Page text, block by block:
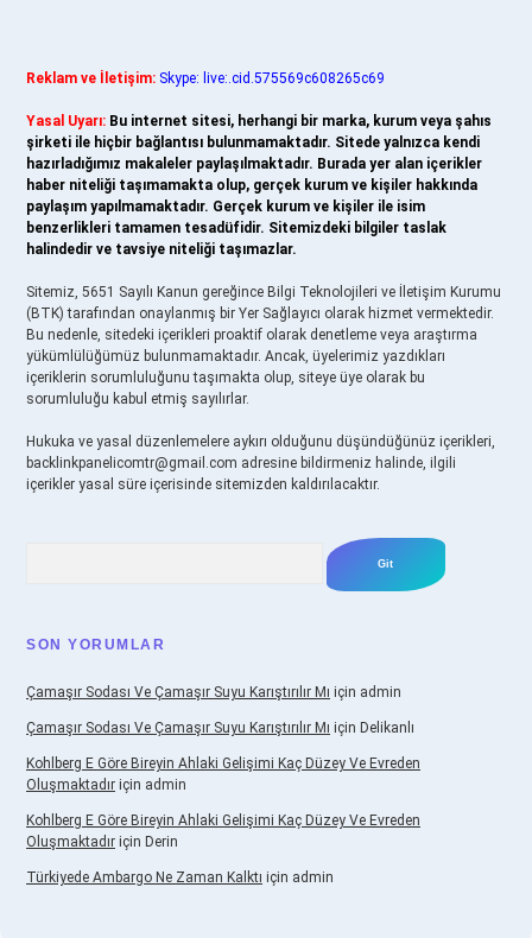
Reklam ve İletişim: Skype: live:.cid.575569c608265c69
Yasal Uyarı: Bu internet sitesi, herhangi bir marka, kurum veya şahıs
şirketi ile hiçbir bağlantısı bulunmamaktadır. Sitede yalnızca kendi
hazırladığımız makaleler paylaşılmaktadır. Burada yer alan içerikler
haber niteliği taşımamakta olup, gerçek kurum ve kişiler hakkında
paylaşım yapılmamaktadır. Gerçek kurum ve kişiler ile isim
benzerlikleri tamamen tesadüfidir. Sitemizdeki bilgiler taslak
halindedir ve tavsiye niteliği taşımazlar.
Sitemiz, 5651 Sayılı Kanun gereğince Bilgi Teknolojileri ve İletişim Kurumu
(BTK) tarafından onaylanmış bir Yer Sağlayıcı olarak hizmet vermektedir.
Bu nedenle, sitedeki içerikleri proaktif olarak denetleme veya araştırma
yükümlülüğümüz bulunmamaktadır. Ancak, üyelerimiz yazdıkları
içeriklerin sorumluluğunu taşımakta olup, siteye üye olarak bu
sorumluluğu kabul etmiş sayılırlar.
Hukuka ve yasal düzenlemelere aykırı olduğunu düşündüğünüz içerikleri,
backlinkpanelicomtr@gmail.com adresine bildirmeniz halinde, ilgili
içerikler yasal süre içerisinde sitemizden kaldırılacaktır.
SON YORUMLAR
Çamaşır Sodası Ve Çamaşır Suyu Karıştırılır Mı için admin
Çamaşır Sodası Ve Çamaşır Suyu Karıştırılır Mı için Delikanlı
Kohlberg E Göre Bireyin Ahlaki Gelişimi Kaç Düzey Ve Evreden
Oluşmaktadır için admin
Kohlberg E Göre Bireyin Ahlaki Gelişimi Kaç Düzey Ve Evreden
Oluşmaktadır için Derin
Türkiyede Ambargo Ne Zaman Kalktı için admin